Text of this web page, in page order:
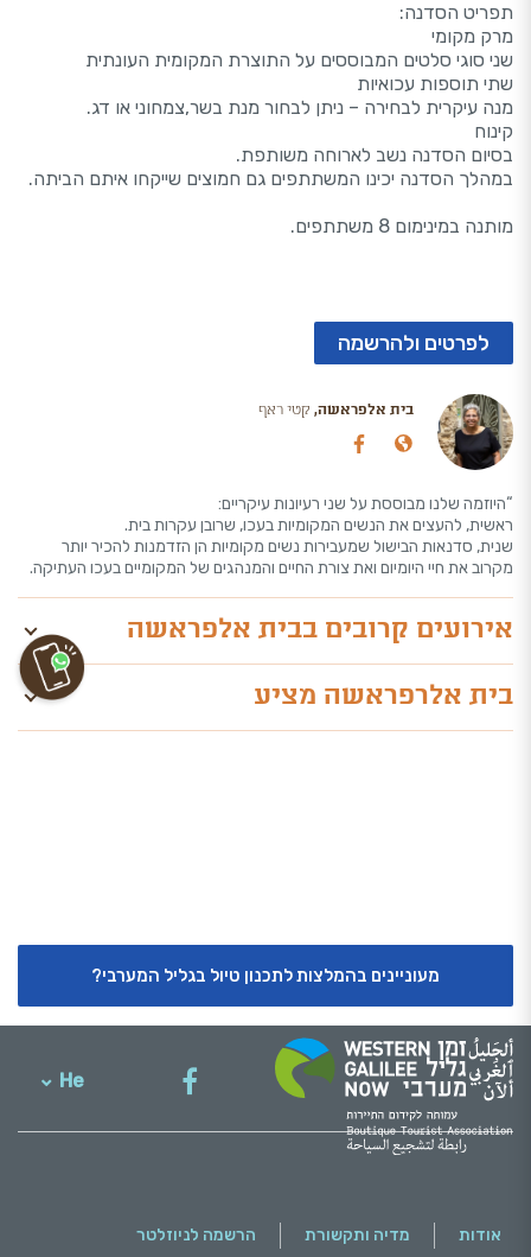
תפריט הסדנה:
מרק מקומי
שני סוגי סלטים המבוססים על התוצרת המקומית העונתית
שתי תוספות עכואיות
מנה עיקרית לבחירה – ניתן לבחור מנת בשר,צמחוני או דג.
קינוח
בסיום הסדנה נשב לארוחה משותפת.
במהלך הסדנה יכינו המשתתפים גם חמוצים שייקחו איתם הביתה.
מותנה במינימום 8 משתתפים.
לפרטים ולהרשמה
בית אלפראשה, קטי ראף
“היוזמה שלנו מבוססת על שני רעיונות עיקריים:
ראשית, להעצים את הנשים המקומיות בעכו, שרובן עקרות בית.
שנית, סדנאות הבישול שמעבירות נשים מקומיות הן הזדמנות להכיר יותר
מקרוב את חיי היומיום ואת צורת החיים והמנהגים של המקומיים בעכו העתיקה.
אירועים קרובים בבית אלפראשה
בית אלרפראשה מציע
מעוניינים בהמלצות לתכנון טיול בגליל המערבי?
He
אודות מדיה ותקשורת הרשמה לניוזלטר